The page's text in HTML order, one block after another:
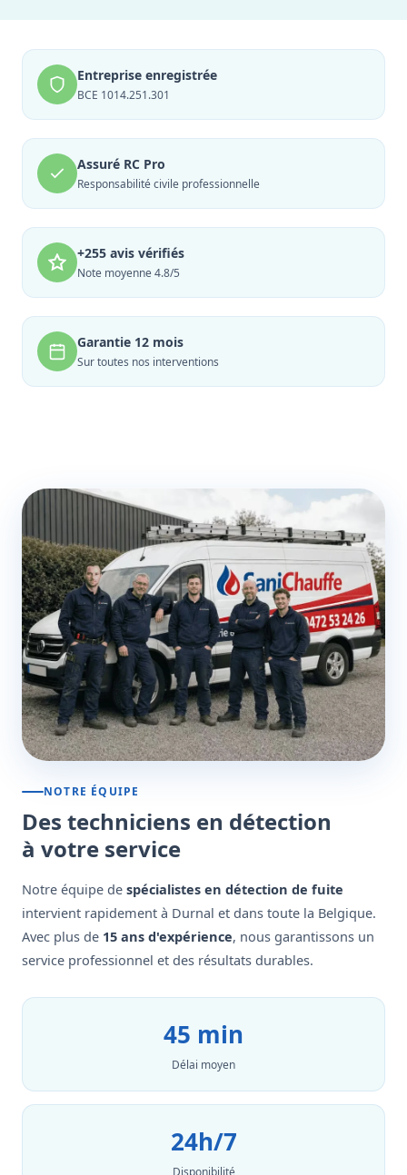
Entreprise enregistrée
BCE 1014.251.301
Assuré RC Pro
Responsabilité civile professionnelle
+255 avis vérifiés
Note moyenne 4.8/5
Garantie 12 mois
Sur toutes nos interventions
NOTRE ÉQUIPE
Des techniciens en détection
à votre service
Notre équipe de spécialistes en détection de fuite
intervient rapidement à Durnal et dans toute la Belgique.
Avec plus de 15 ans d'expérience, nous garantissons un
service professionnel et des résultats durables.
45 min
Délai moyen
24h/7
Disponibilité